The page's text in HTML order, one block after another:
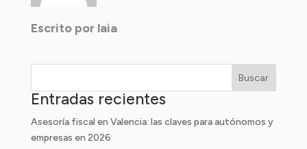
Escrito por laia
Buscar
Entradas recientes
Asesoría fiscal en Valencia: las claves para autónomos y
empresas en 2026